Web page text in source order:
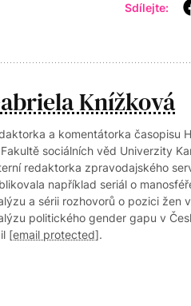
Sdílejte:
Knížková
a komentátorka časopisu
sociálních věd Univerzity
redaktorka zpravodajského
například seriál o
a sérii rozhovorů o pozici žen
politického gender gapu v
[email protected].